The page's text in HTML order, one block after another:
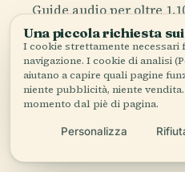
Guide audio per oltre
Storia, racconti e
disponibili offline.
Scarica l'app
Unisciti a oltre 50.000
Una piccola richiesta
I cookie strettamente necessari
navigazione. I cookie di analisi
aiutano a capire quali pagine
niente pubblicità, niente
momento dal piè di pagina.
Personalizza